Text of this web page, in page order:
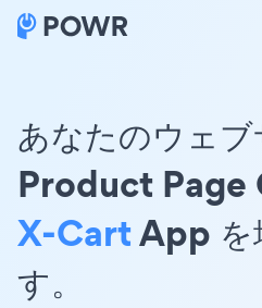
あなたのウェ
Product
X-CartApp を
す。